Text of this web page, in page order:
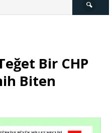
Bir CHP
Biten